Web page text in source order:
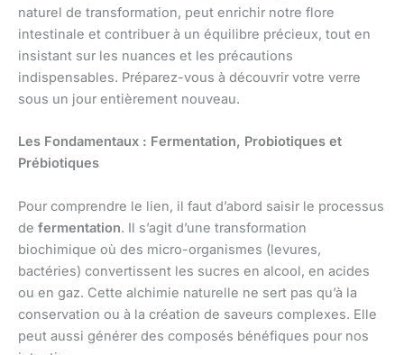
naturel de transformation, peut enrichir notre flore
intestinale et contribuer à un équilibre précieux, tout en
insistant sur les nuances et les précautions
indispensables. Préparez-vous à découvrir votre verre
sous un jour entièrement nouveau.
Les Fondamentaux : Fermentation, Probiotiques et
Prébiotiques
Pour comprendre le lien, il faut d’abord saisir le processus
de fermentation. Il s’agit d’une transformation
biochimique où des micro-organismes (levures,
bactéries) convertissent les sucres en alcool, en acides
ou en gaz. Cette alchimie naturelle ne sert pas qu’à la
conservation ou à la création de saveurs complexes. Elle
peut aussi générer des composés bénéfiques pour nos